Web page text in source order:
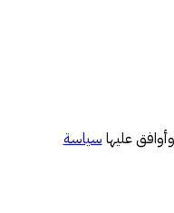
عليها سياسة